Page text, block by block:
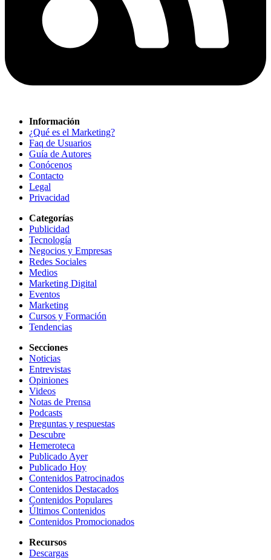
Información
¿Qué es el Marketing?
Faq de Usuarios
Guía de Autores
Conócenos
Contacto
Legal
Privacidad
Categorías
Publicidad
Tecnología
Negocios y Empresas
Redes Sociales
Medios
Marketing Digital
Eventos
Marketing
Cursos y Formación
Tendencias
Secciones
Noticias
Entrevistas
Opiniones
Videos
Notas de Prensa
Podcasts
Preguntas y respuestas
Descubre
Hemeroteca
Publicado Ayer
Publicado Hoy
Contenidos Patrocinados
Contenidos Destacados
Contenidos Populares
Últimos Contenidos
Contenidos Promocionados
Recursos
Descargas